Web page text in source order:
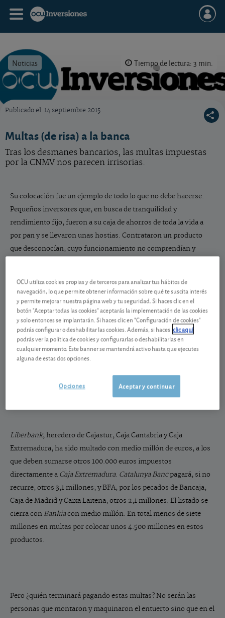
Noticias Tiempo de lectura: 3 min.
Publicado el 14 septiembre 2015
Multas (de risa) a la banca
Tras los desmanes bancarios, las multas impuestas
por la CNMV nos parecen irrisorias.
Su colocación fue un ejemplo de todo lo que no debe hacerse.
Pequeños inversores que, en busca de tranquilidad y
rendimiento fijo, fueron a su caja de ahorros de toda la vida a
por pan y se llevaron unas hostias. Contrataron un producto
que desconocían, cuyo funcionamiento no comprendían y
de las participaciones preferentes. Algunos tuvieron suerte y
obtuvieron, mediante canjes y arbitrajes, una solución
satisfactoria. Otros muchos han tenido que recurrir a la justicia.
Y ahora, cinco años después, la Comisión Nacional del Mercado
de Valores multa por este motivo a los bancos herederos de
algunas de esas cajas de ahorros imponiendo sanciones que,
Liberbank, heredero de Cajastur, Caja Cantabria y Caja
Extremadura, ha sido multado con medio millón de euros, a los
que deben sumarse otros 100.000 euros impuestos
directamente a Caja Extremadura. Catalunya Bancpagará, si no
recurre, otros 3,1 millones; y BFA, por los pecados de Bancaja,
Caja de Madrid y Caixa Laitena, otros 2,1 millones. El listado se
cierra con Bankiacon medio millón. En total menos de siete
millones en multas por colocar unos 4.500 millones en estos
productos.
Pero ¿quién terminará pagando estas multas? No serán las
personas que montaron y maquinaron el entuerto sino que en el
OCU utiliza cookies propias y de terceros para analizar tus hábitos de
navegación, lo que permite obtener información sobre qué te suscita interés
y permite mejorar nuestra página web y tu seguridad. Si haces clic en el
botón "Aceptar todas las cookies" aceptarás la implementación de las cookies
y solo entonces se implantarán. Si haces clic en "Configuración de cookies"
podrás configurar o deshabilitar las cookies. Además, si haces clic aquí
podrás ver la política de cookies y configurarlas o deshabilitarlas en
cualquier momento. Este banner se mantendrá activo hasta que ejecutes
alguna de estas dos opciones.
Aceptar y continuar
Opciones